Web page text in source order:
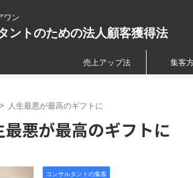
ワン
ントのための法人顧客獲得法
売上アップ法 集客
> 人生最悪が最高のギフトに
最悪が最高のギフトに
コンサルタントの集客